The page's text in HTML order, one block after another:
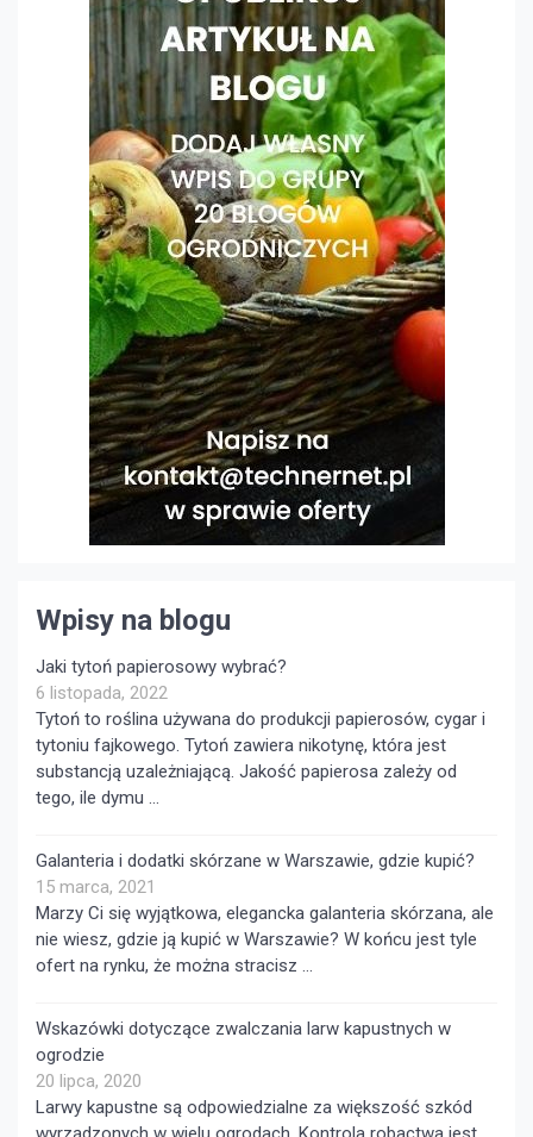
Wpisy na blogu
Jaki tytoń papierosowy wybrać?
6 listopada, 2022
Tytoń to roślina używana do produkcji papierosów, cygar i
tytoniu fajkowego. Tytoń zawiera nikotynę, która jest
substancją uzależniającą. Jakość papierosa zależy od
tego, ile dymu …
Galanteria i dodatki skórzane w Warszawie, gdzie kupić?
15 marca, 2021
Marzy Ci się wyjątkowa, elegancka galanteria skórzana, ale
nie wiesz, gdzie ją kupić w Warszawie? W końcu jest tyle
ofert na rynku, że można stracisz …
Wskazówki dotyczące zwalczania larw kapustnych w
ogrodzie
20 lipca, 2020
Larwy kapustne są odpowiedzialne za większość szkód